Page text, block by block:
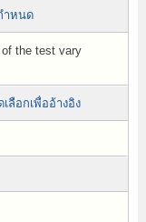
ำหนด
the test vary
ลือกเพื่ออ้างอิง